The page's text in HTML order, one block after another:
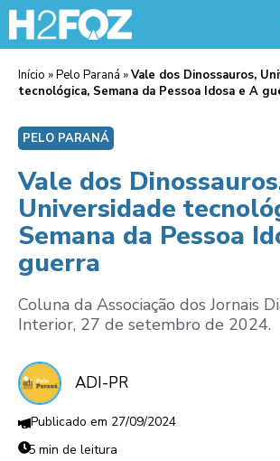
Início »Pelo Paraná »Vale dos Dinossauros,
tecnológica, Semana da Pessoa Idosa e A
PELO PARANÁ
Vale dos
Universidade
Semana da Pessoa
guerra
Coluna da Associação dos Jornais
Interior, 27 de setembro de 2024.
ADI-PR
27/09/2024
5 min de leitura